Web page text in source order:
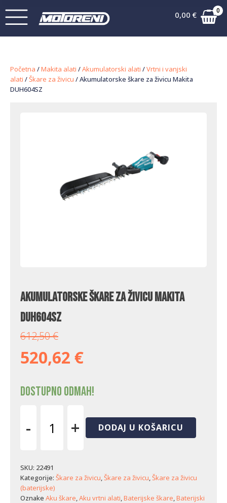
0,00 € 0
Početna /Makita alati /Akumulatorski alati /Vrtni i vanjski
alati /Škare za živicu / Akumulatorske škare za živicu Makita
DUH604SZ
Akumulatorske škare za živicu Makita
DUH604SZ
612,50€
520,62 €
Dostupno odmah!
-
živicu
Makita
DUH604SZ
količina
+ DODAJ U KOŠARICU
SKU: 22491
Kategorije: Škare za živicu,Škare za živicu,Škare za živicu
(baterijske)
Oznake Aku škare,Aku vrtni alati,Baterijske škare,Baterijski